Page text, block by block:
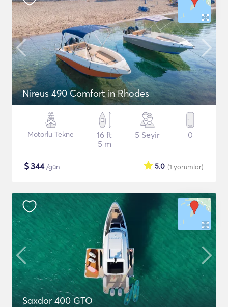
Nireus 490 Comfort in Rhodes
Motorlu Tekne
16 ft
5 m
5 Seyir 0
$344/gün (1 yorumlar)
5.0
Saxdor 400 GTO